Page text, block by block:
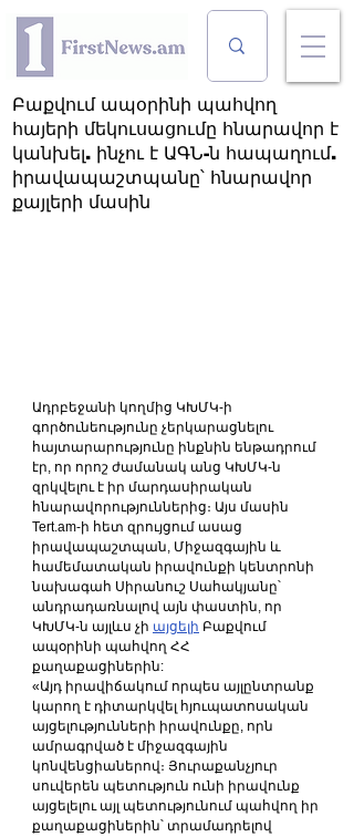
Բաքվում ապօրինի պահվող
հայերի մեկուսացումը հնարավոր է
կանխել. ինչու է ԱԳՆ-ն հապաղում.
իրավապաշտպանը՝ հնարավոր
քայլերի մասին
Ադրբեջանի կողմից ԿԽՄԿ-ի
գործունեությունը չերկարացնելու
հայտարարությունը ինքնին ենթադրում
էր, որ որոշ ժամանակ անց ԿԽՄԿ-ն
զրկվելու է իր մարդասիրական
հնարավորություններից։ Այս մասին
Tert.am-ի հետ զրույցում ասաց
իրավապաշտպան, Միջազգային և
համեմատական իրավունքի կենտրոնի
նախագահ Սիրանուշ Սահակյանը՝
անդրադառնալով այն փաստին, որ
ԿԽՄԿ-ն այլևս չի այցելի Բաքվում
ապօրինի պահվող ՀՀ
քաղաքացիներին:
«Այդ իրավիճակում որպես այլընտրանք
կարող է դիտարկվել հյուպատոսական
այցելությունների իրավունքը, որն
ամրագրված է միջազգային
կոնվենցիաներով։ Յուրաքանչյուր
սուվերեն պետություն ունի իրավունք
այցելելու այլ պետությունում պահվող իր
քաղաքացիներին՝ տրամադրելով